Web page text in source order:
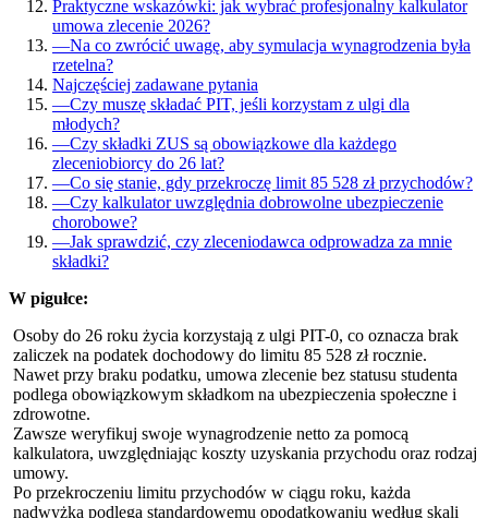
Praktyczne wskazówki: jak wybrać profesjonalny kalkulator
umowa zlecenie 2026?
—Na co zwrócić uwagę, aby symulacja wynagrodzenia była
rzetelna?
Najczęściej zadawane pytania
—Czy muszę składać PIT, jeśli korzystam z ulgi dla
młodych?
—Czy składki ZUS są obowiązkowe dla każdego
zleceniobiorcy do 26 lat?
—Co się stanie, gdy przekroczę limit 85 528 zł przychodów?
—Czy kalkulator uwzględnia dobrowolne ubezpieczenie
chorobowe?
—Jak sprawdzić, czy zleceniodawca odprowadza za mnie
składki?
W pigułce:
Osoby do 26 roku życia korzystają z ulgi PIT-0, co oznacza brak
zaliczek na podatek dochodowy do limitu 85 528 zł rocznie.
Nawet przy braku podatku, umowa zlecenie bez statusu studenta
podlega obowiązkowym składkom na ubezpieczenia społeczne i
zdrowotne.
Zawsze weryfikuj swoje wynagrodzenie netto za pomocą
kalkulatora, uwzględniając koszty uzyskania przychodu oraz rodzaj
umowy.
Po przekroczeniu limitu przychodów w ciągu roku, każda
nadwyżka podlega standardowemu opodatkowaniu według skali